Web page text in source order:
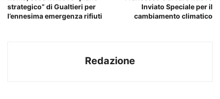
strategico” di Gualtieri per
l’ennesima emergenza rifiuti
Inviato Speciale per il
cambiamento climatico
Redazione